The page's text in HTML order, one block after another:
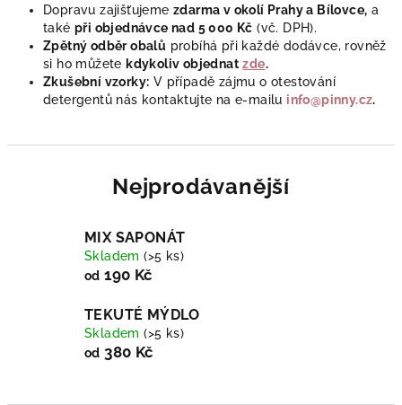
Dopravu zajišťujeme zdarma v okolí Prahy a Bílovce, a
také při objednávce nad 5 000 Kč (vč. DPH).
Zpětný odběr obalů probíhá při každé dodávce, rovněž
si ho můžete kdykoliv objednat zde.
Zkušební vzorky: V případě zájmu o otestování
detergentů nás kontaktujte na e-mailu info@pinny.cz.
Nejprodávanější
MIX SAPONÁT
Skladem(>5 ks)
od 190 Kč
TEKUTÉ MÝDLO
Skladem(>5 ks)
od 380 Kč